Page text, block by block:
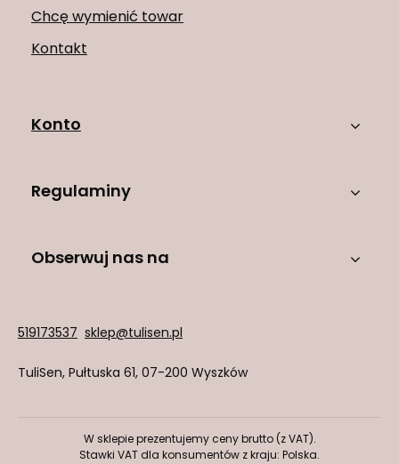
Chcę wymienić towar
Kontakt
Konto
Regulaminy
Obserwuj nas na
519173537 sklep@tulisen.pl
TuliSen, Pułtuska 61, 07-200 Wyszków
W sklepie prezentujemy ceny brutto (z VAT).
Stawki VAT dla konsumentów z kraju: Polska.